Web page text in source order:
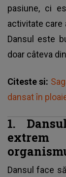
pasiune, ci
activitate care
Dansul este
doar câteva
Citeste si:
dansat în
1.
Dansul face